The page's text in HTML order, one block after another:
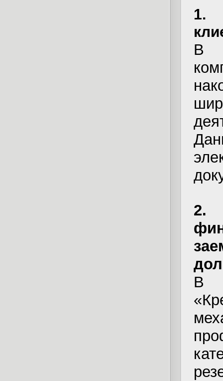
1.
В
2.
В